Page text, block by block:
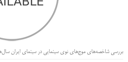
بررسی شاخصه‌های موج‌های نوی سینمایی در سینمای ایران سال‌های 1357-1343،